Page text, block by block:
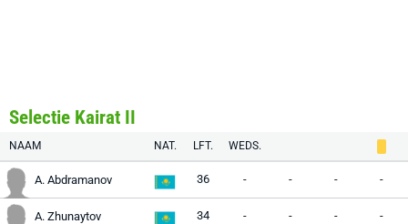
Selectie Kairat II
NAAM NAT. LFT. WEDS.
A. Abdramanov 36 - - - -
A. Zhunaytov 34 - - - -